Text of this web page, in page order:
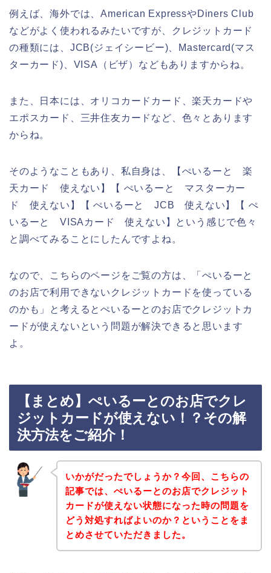
例えば、海外では、American ExpressやDiners Club
などがよく使われるみたいですが、クレジットカード
の種類には、JCB(ジェイシービー)、Mastercard(マス
ターカード)、VISA（ビザ）などもありますからね。
また、日本には、オリコカードカード、楽天カードや
エポスカード、三井住友カードなど、色々とあります
からね。
そのようなこともあり、私自身は、【ぺいるーと 楽
天カード 使えない】【 ぺいるーと マスターカー
ド 使えない】【 ぺいるーと JCB 使えない】【 ぺ
いるーと VISAカード 使えない】という感じで色々
と調べてみることにしたんですよね。
なので、こちらのページをご覧の方は、「ぺいるーと
のお店で利用できないクレジットカードを使っている
のかも」と考えるとぺいるーとのお店でクレジットカ
ードが使えないという問題が解決できると思います
よ。
【まとめ】ぺいるーとのお店でクレ
ジットカードが使えない！？その解
決方法をご紹介！
いかがだったでしょうか？今回、こちらの
記事では、ぺいるーとのお店でクレジット
カードが使えない状態になった時の問題を
どう対処すればよいのか？ということをま
とめさせていただきました。